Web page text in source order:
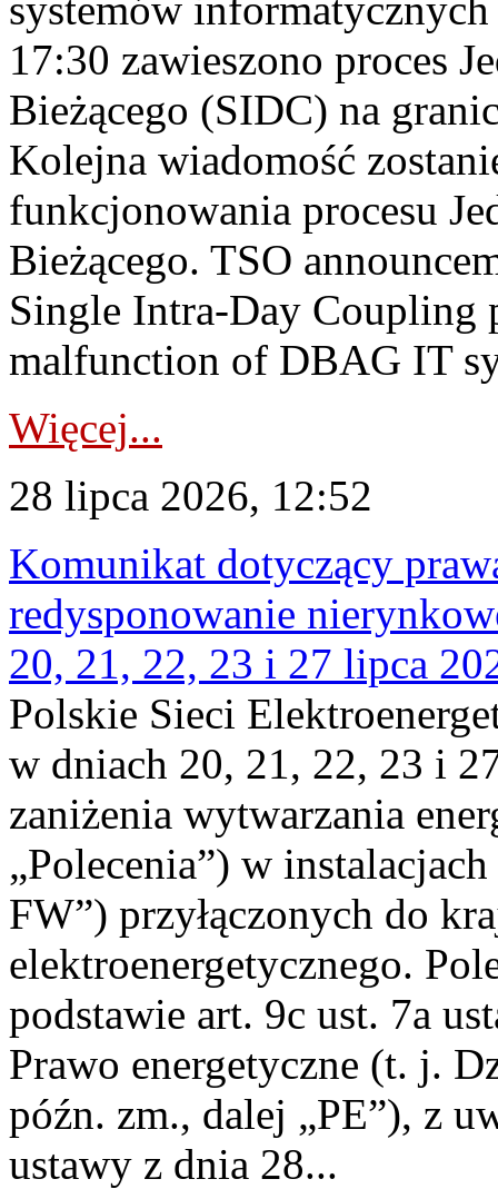
17:30 zawieszono proces
Bieżącego (SIDC) na
Kolejna wiadomość
funkcjonowania procesu
Bieżącego. TSO
Single Intra-Day Coupling
malfunction of DBAG IT
Więcej...
28 lipca 2026, 12:52
Komunikat dotyczący
redysponowanie
20, 21, 22, 23 i 27 lipca
Polskie Sieci
w dniach 20, 21, 22, 23 i
zaniżenia wytwarzania
„Polecenia”) w
FW”) przyłączonych do
elektroenergetycznego.
podstawie art. 9c ust. 7a
Prawo energetyczne (t. j.
późn. zm., dalej „PE”), z
ustawy z dnia 28...